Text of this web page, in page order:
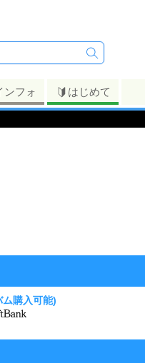
ンフォ はじめて
ム購入可能)